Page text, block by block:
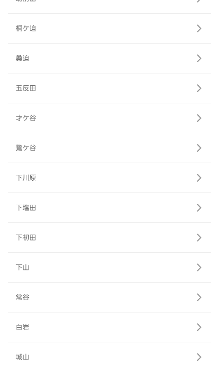
桐ケ迫
桑迫
五反田
才ケ谷
鷺ケ谷
下川原
下塩田
下初田
下山
常谷
白岩
城山